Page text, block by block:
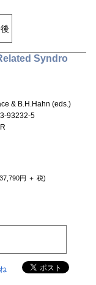
Syndro
& B.H.Hahn (eds.)
93232-5
円 ＋ 税)